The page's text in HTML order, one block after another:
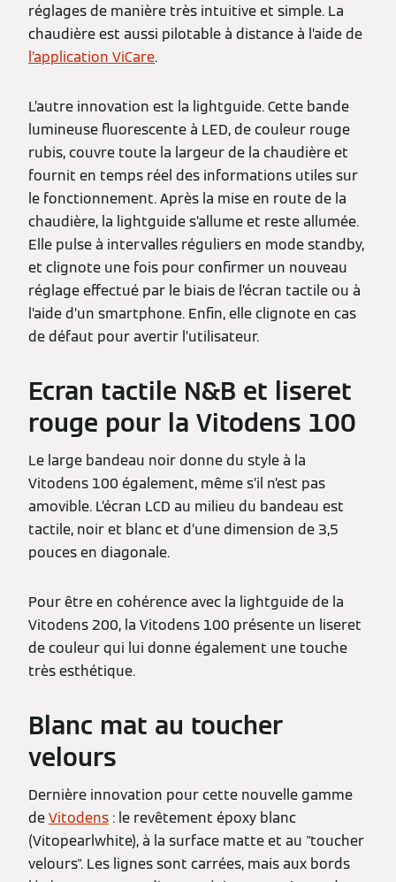
réglages de manière très intuitive et simple. La
chaudière est aussi pilotable à distance à l’aide de
l’application ViCare.
L’autre innovation est la lightguide. Cette bande
lumineuse fluorescente à LED, de couleur rouge
rubis, couvre toute la largeur de la chaudière et
fournit en temps réel des informations utiles sur
le fonctionnement. Après la mise en route de la
chaudière, la lightguide s’allume et reste allumée.
Elle pulse à intervalles réguliers en mode standby,
et clignote une fois pour confirmer un nouveau
réglage effectué par le biais de l’écran tactile ou à
l’aide d’un smartphone. Enfin, elle clignote en cas
de défaut pour avertir l’utilisateur.
Ecran tactile N&B et liseret
rouge pour la Vitodens 100
Le large bandeau noir donne du style à la
Vitodens 100 également, même s’il n’est pas
amovible. L’écran LCD au milieu du bandeau est
tactile, noir et blanc et d’une dimension de 3,5
pouces en diagonale.
Pour être en cohérence avec la lightguide de la
Vitodens 200, la Vitodens 100 présente un liseret
de couleur qui lui donne également une touche
très esthétique.
Blanc mat au toucher
velours
Dernière innovation pour cette nouvelle gamme
deVitodens : le revêtement époxy blanc
(Vitopearlwhite), à la surface matte et au "toucher
velours". Les lignes sont carrées, mais aux bords